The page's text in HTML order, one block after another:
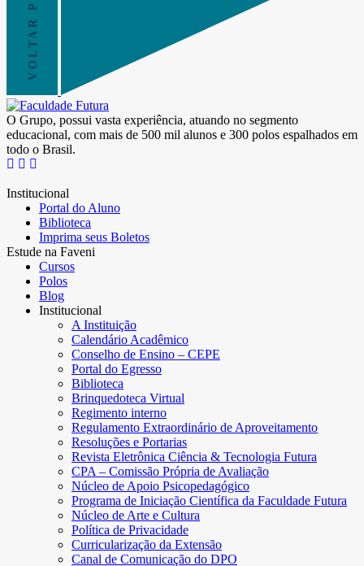
O Grupo, possui vasta experiência, atuando no segmento
educacional, com mais de 500 mil alunos e 300 polos espalhados em
todo o Brasil.
Institucional
Portal do Aluno
Biblioteca
Imprima seus Boletos
Estude na Faveni
Cursos
Polos
Blog
Institucional
A Instituição
Calendário Acadêmico
Conselho de Ensino – CEPE
Portal do Egresso
Biblioteca
Brinquedoteca Virtual
Regimento interno
Regulamento Extraordinário de Aproveitamento
Resoluções e Portarias
Revista Eletrônica Ciência & Tecnologia Futura
CPA – Comissão Própria de Avaliação
Núcleo de Apoio Psicopedagógico
Programa de Iniciação Científica da Faculdade Futura
Núcleo de Arte e Cultura
Política de Privacidade
Curricularização da Extensão
Canal de Comunicação do DPO